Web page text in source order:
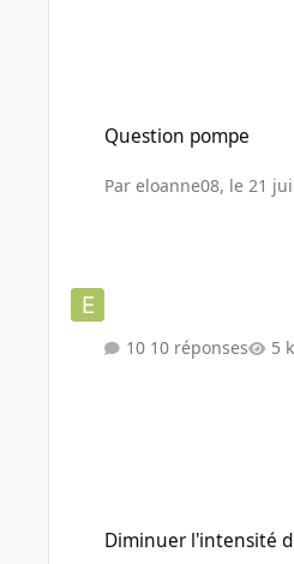
Question pompe
Pareloanne08, le 21
10 réponses
Diminuer l'intensité